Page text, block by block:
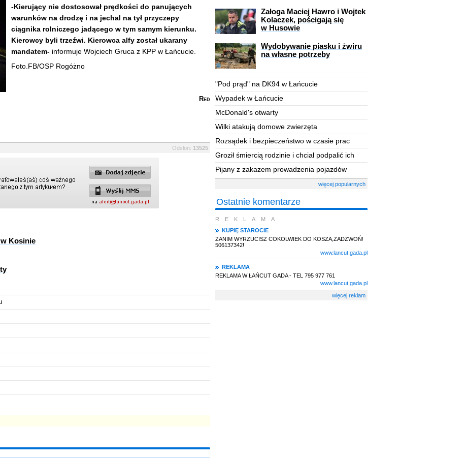
-Kierujący nie dostosował prędkości do panujących
warunków na drodzę i na jechal na tył przyczepy
ciągnika rolniczego jadącego w tym samym kierunku.
Kierowcy byli trzeźwi. Kierowca alfy został ukarany
mandatem- informuje Wojciech Gruca z KPP w Łańcucie.
Foto.FB/OSP Rogóżno
Red
Odsłon: 13525
Kosinie
Załoga Maciej Hawro i Wojtek
Kolaczek, pościgają się
w Husowie
Wydobywanie piasku i żwiru
na własne potrzeby
"Pod prąd" na DK94 w Łańcucie
Wypadek w Łańcucie
McDonald's otwarty
Wilki atakują domowe zwierzęta
Rozsądek i bezpieczeństwo w czasie prac
polowych
Groził śmiercią rodzinie i chciał podpalić ich
dom
Pijany z zakazem prowadzenia pojazdów
więcej popularnych
Ostatnie komentarze
REKLAMA
KUPIĘ STAROCIE
ZANIM WYRZUCISZ COKOLWIEK DO KOSZA,ZADZWOŃ!
506137342!
www.lancut.gada.pl
REKLAMA
REKLAMA W ŁAŃCUT GADA - TEL 795 977 761
www.lancut.gada.pl
więcej reklam